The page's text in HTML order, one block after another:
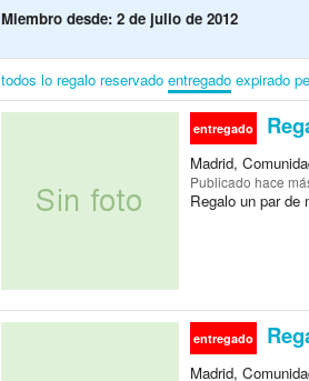
Miembro desde: 2 de julio de 2012
todos lo regalo reservado entregado expirado
entregado
Madrid,
Publicado hace
Regalo un par de
entregado
Madrid,